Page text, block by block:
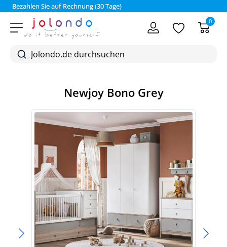
Bezahlen Sie auf Rechnung (30 Tage)
0
Newjoy Bono Grey